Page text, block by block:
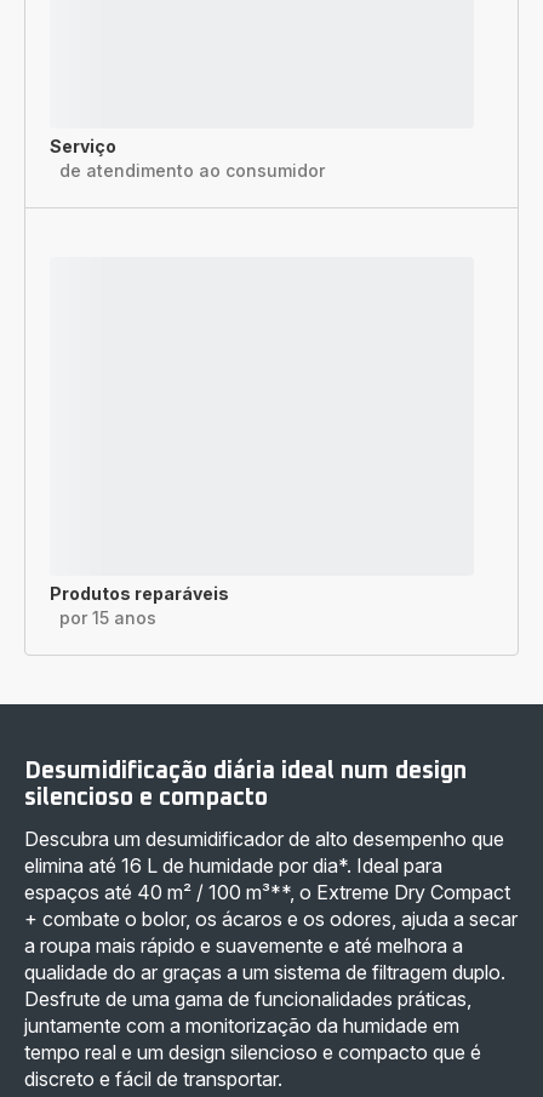
Serviço
de atendimento ao consumidor
Produtos reparáveis
por 15 anos
Desumidificação diária ideal num design
silencioso e compacto
Descubra um desumidificador de alto desempenho que
elimina até 16 L de humidade por dia*. Ideal para
espaços até 40 m² / 100 m³**, o Extreme Dry Compact
+ combate o bolor, os ácaros e os odores, ajuda a secar
a roupa mais rápido e suavemente e até melhora a
qualidade do ar graças a um sistema de filtragem duplo.
Desfrute de uma gama de funcionalidades práticas,
juntamente com a monitorização da humidade em
tempo real e um design silencioso e compacto que é
discreto e fácil de transportar.